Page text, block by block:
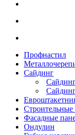
Профнастил
Сайдинг
Строительные
Фасадные
Ондулин